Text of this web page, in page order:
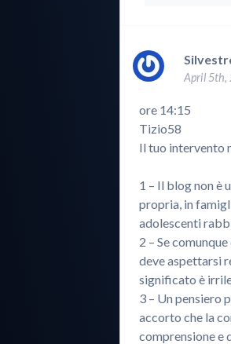
April 5th,
ore 14:15
Tizio58
Il tuo intervento
1 – Il blog non è
propria, in
adolescenti
2 – Se
deve aspettarsi
significato è
3 – Un pensiero
accorto che la
comprensione e